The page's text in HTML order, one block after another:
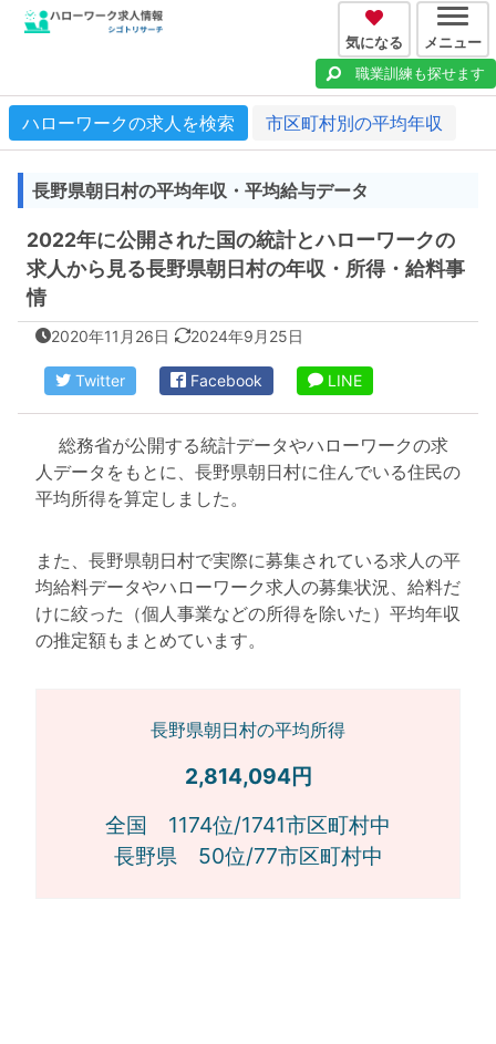
気になる メニュー
職業訓練も探せます
ハローワークの求人を検索 市区町村別の平均年収
長野県朝日村の平均年収・平均給与データ
2022年に公開された国の統計とハローワークの
求人から見る長野県朝日村の年収・所得・給料事
情
2020年11月26日 2024年9月25日
Twitter Facebook LINE
総務省が公開する統計データやハローワークの求
人データをもとに、長野県朝日村に住んでいる住民の
平均所得を算定しました。
また、長野県朝日村で実際に募集されている求人の平
均給料データやハローワーク求人の募集状況、給料だ
けに絞った（個人事業などの所得を除いた）平均年収
の推定額もまとめています。
長野県朝日村の平均所得
2,814,094円
全国 1174位/1741市区町村中
長野県 50位/77市区町村中